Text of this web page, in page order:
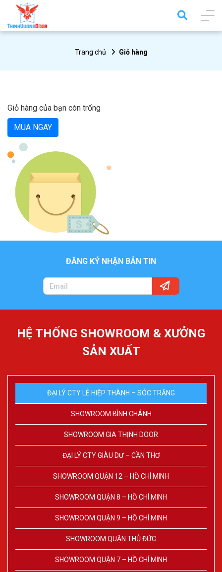
Trang chủ Giỏ hàng
Giỏ hàng của bạn còn trống
MUA NGAY
ĐĂNG KÝ NHẬN BẢN TIN
HỆ THỐNG SHOWROOM & XƯỞNG
SẢN XUẤT
ĐẠI LÝ CTY LÊ HIỆP THÀNH – SÓC TRĂNG
SHOWROOM BÌNH CHÁNH
SHOWROOM GIA THỊNH DOOR
ĐẠI LÝ CTY GIÀU DƯ – CẦN THƠ
SHOWROOM QUẬN 12 – HỒ CHÍ MINH
SHOWROOM QUẬN 8 – HỒ CHÍ MINH
SHOWROOM QUẬN 9 – HỒ CHÍ MINH
SHOWROOM QUẬN THỦ ĐỨC
SHOWROOM QUẬN 7 – HỒ CHÍ MINH